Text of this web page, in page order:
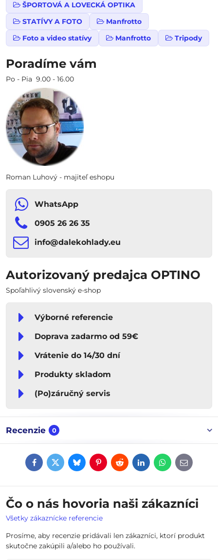
ŠPORTOVÁ A LOVECKÁ OPTIKA
STATÍVY A FOTO
Manfrotto
Foto a video statívy
Manfrotto Tripody
Poradíme vám
Po - Pia 9.00 - 16.00
Roman Luhový - majiteľ eshopu
WhatsApp
0905 26 26 35
info​​@dalekohlady​​.eu
Autorizovaný predajca OPTINO
Spoľahlivý slovenský e-shop
Výborné referencie
Doprava zadarmo od 59€
Vrátenie do 14/30 dní
Produkty skladom
(Po)záručný servis
Recenzie 0
FacebookTwitterBlueskyPinterestRedditLinkedInWhatsApp
E-
mail
Čo o nás hovoria naši zákazníci
Všetky zákaznícke referencie
Prosíme, aby recenzie pridávali len zákazníci, ktorí produkt
skutočne zakúpili a/alebo ho používali.